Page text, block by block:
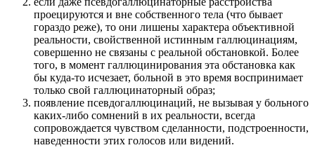
проецируются и вне собственного тела (что бывает
гораздо реже), то они лишены характера объективной
реальности, свойственной истинным галлюцинациям,
совершенно не связаны с реальной обстановкой. Более
того, в момент галлюцинирования эта обстановка как
бы куда-то исчезает, больной в это время воспринимает
только свой галлюцинаторный образ;
появление псевдогаллюцинаций, не вызывая у больного
каких-либо сомнений в их реальности, всегда
сопровождается чувством сделанности, подстроенности,
наведенности этих голосов или видений.